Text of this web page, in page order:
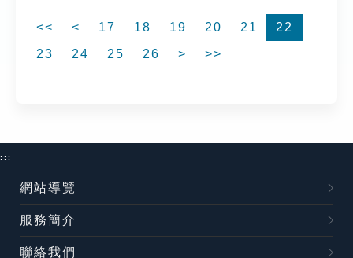
<< < 17 18 19 20 21
22
23
24 25 26 > >>
:::
網站導覽
服務簡介
聯絡我們